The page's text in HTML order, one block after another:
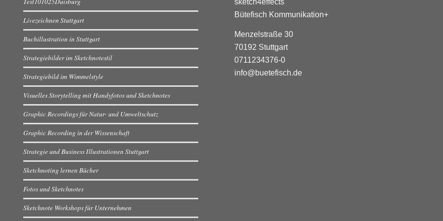
Livezeichnen Stuttgart
Buchillustration in Stuttgart
Strategiebilder im Sketchnotestil
Strategiebild im Wimmelstyle
Visuelles Storytelling mit Handyfotos und Sketchnotes
Graphic Recordings für Natur- und Umweltschutz
Graphic Recording in der Wissenschaft
Strategie und Business Illustrationen Stuttgart
Sketchnoting lernen Bücher
Fotos und Sketchnotes
Sketchnote Workshops für Unternehmen
sketch4effects
Bütefisch Kommunikation+
Menzelstraße 30
70192 Stuttgart
0711234376-0
info@buetefisch.de